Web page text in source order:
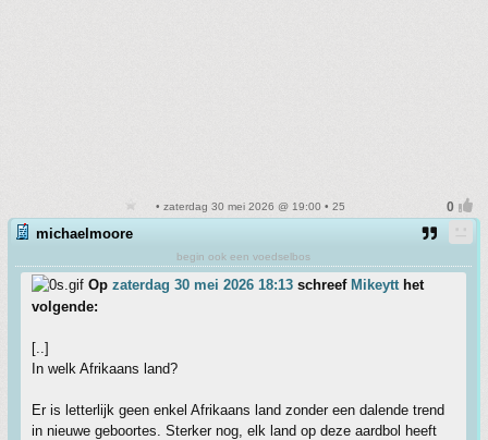
• zaterdag 30 mei 2026 @ 19:00 • 25
michaelmoore
begin ook een voedselbos
Op zaterdag 30 mei 2026 18:13 schreef Mikeytthet
volgende:
[..]
In welk Afrikaans land?
Er is letterlijk geen enkel Afrikaans land zonder een dalende trend
in nieuwe geboortes. Sterker nog, elk land op deze aardbol heeft